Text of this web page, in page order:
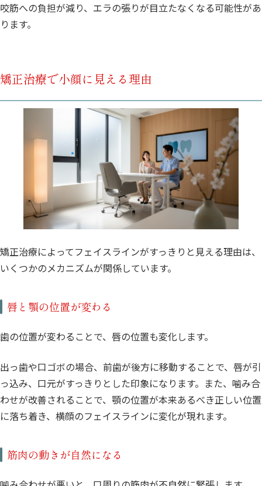
咬筋への負担が減り、エラの張りが目立たなくなる可能性があ
ります。
矯正治療で小顔に見える理由
矯正治療によってフェイスラインがすっきりと見える理由は、
いくつかのメカニズムが関係しています。
唇と顎の位置が変わる
歯の位置が変わることで、唇の位置も変化します。
出っ歯や口ゴボの場合、前歯が後方に移動することで、唇が引
っ込み、口元がすっきりとした印象になります。また、噛み合
わせが改善されることで、顎の位置が本来あるべき正しい位置
に落ち着き、横顔のフェイスラインに変化が現れます。
筋肉の動きが自然になる